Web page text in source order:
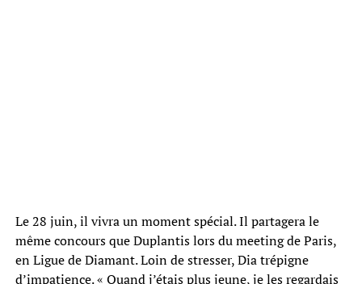
Le 28 juin, il vivra un moment spécial. Il partagera le
même concours que Duplantis lors du meeting de Paris,
en Ligue de Diamant. Loin de stresser, Dia trépigne
d’impatience. « Quand j’étais plus jeune, je les regardais